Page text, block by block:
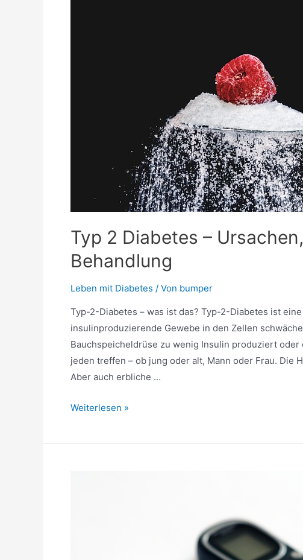
Typ 2 Diabetes –
Behandlung
Leben mit Diabetes / Von bumper
Typ-2-Diabetes – was ist das? Typ-2-Diabetes ist
insulinproduzierende Gewebe in den Zellen
Bauchspeicheldrüse zu wenig Insulin produziert
jeden treffen – ob jung oder alt, Mann oder Frau. Die
Aber auch erbliche …
Typ
Weiterlesen »